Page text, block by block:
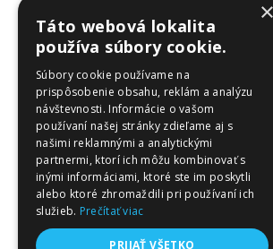
Informácie
×
Táto webová lokalita
používa súbory cookie.
Súbory cookie používame na
prispôsobenie obsahu, reklám a analýzu
návštevnosti. Informácie o vašom
používaní našej stránky zdieľame aj s
našimi reklamnými a analytickými
partnermi, ktorí ich môžu kombinovať s
inými informáciami, ktoré ste im poskytli
alebo ktoré zhromaždili pri používaní ich
služieb. Prečítať viac
PRIJAŤ VŠETKO